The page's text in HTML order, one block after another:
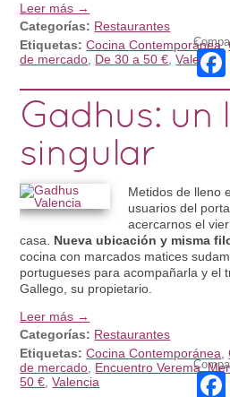
Leer más →
Categorías: Restaurantes
Etiquetas: Cocina Contemporánea,
de mercado De 30 a 50 € ,Valencia
Gadhus: un
singular
Metidos de lleno
usuarios del
acercarnos el
casa. Nueva ubicación y misma
cocina con marcados matices
portugueses para acompañarla y el
Gallego, su propietario.
Leer más →
Categorías: Restaurantes
Etiquetas: Cocina Contemporánea ,
de mercado Encuentro Verema,
50 € ,Valencia